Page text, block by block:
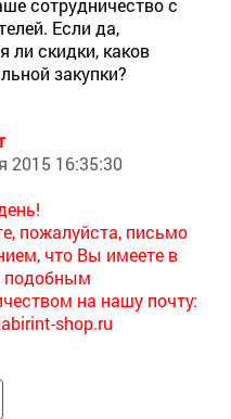
сотрудничество с
Если да,
ли скидки, каков
закупки?
2015 16:35:30
пожалуйста, письмо
что Вы имеете в
подобным
на нашу почту:
shop.ru